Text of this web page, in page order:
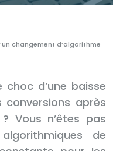
changement d’algorithme
d’une baisse
après
Vous n’êtes pas
de